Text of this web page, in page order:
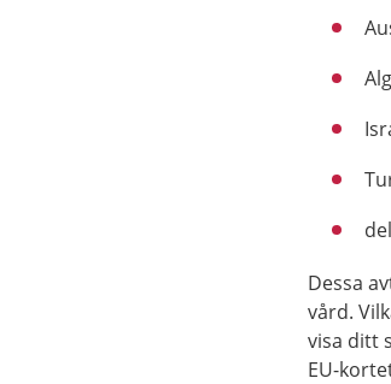
Dessa
vård.
visa ditt
EU-